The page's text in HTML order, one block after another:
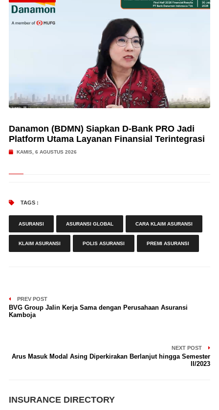
Danamon (BDMN) Siapkan D-Bank PRO Jadi
Platform Utama Layanan Finansial Terintegrasi
KAMIS, 6 AGUSTUS 2026
TAGS :
ASURANSI ASURANSI GLOBAL CARA KLAIM ASURANSI
KLAIM ASURANSI POLIS ASURANSI PREMI ASURANSI
PREV POST
BVG Group Jalin Kerja Sama dengan Perusahaan Asuransi
Kamboja
NEXT POST
Arus Masuk Modal Asing Diperkirakan Berlanjut hingga Semester
II/2023
INSURANCE DIRECTORY